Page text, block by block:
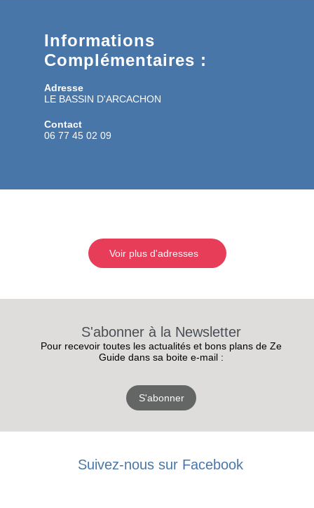
Informations
Complémentaires :
Adresse
LE BASSIN D'ARCACHON
Contact
06 77 45 02 09
Voir plus d'adresses
S'abonner à la Newsletter
Pour recevoir toutes les actualités et bons plans de Ze
Guide dans sa boite e-mail :
S'abonner
Suivez-nous sur Facebook